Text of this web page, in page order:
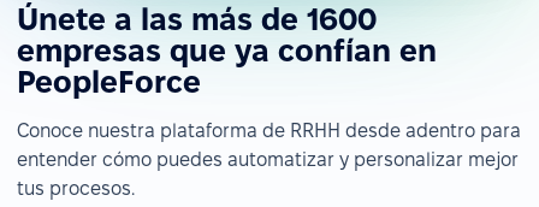
Únete a las más de 1600
empresas que ya confían en
PeopleForce
Conoce nuestra plataforma de RRHH desde adentro para
entender cómo puedes automatizar y personalizar mejor
tus procesos.